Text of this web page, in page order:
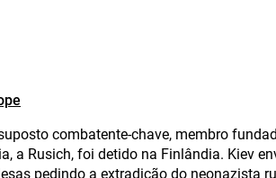
combatente-chave, membro
a Rusich, foi detido na Finlândia. Kiev
pedindo a extradição do neonazista